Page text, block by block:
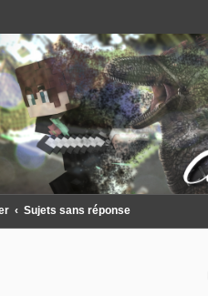
Sujets sans réponse